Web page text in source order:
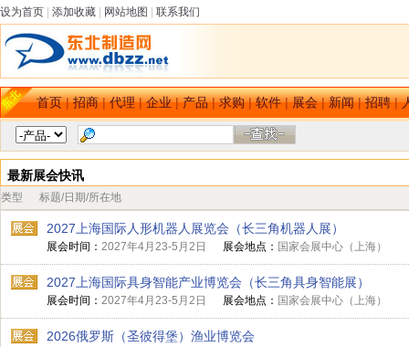
设为首页 添加收藏 网站地图 联系我们
首页|招商|代理|企业|产品|求购|软件|展会|新闻|招聘|
最新展会快讯
类型 标题/日期/所在地
2027上海国际人形机器人展览会（长三角机器人展）
展会时间： 2027年4月23-5月2日 展会地点： 国家会展中心（上海）
2027上海国际具身智能产业博览会（长三角具身智能展）
展会时间： 2027年4月23-5月2日 展会地点： 国家会展中心（上海）
2026俄罗斯（圣彼得堡）渔业博览会